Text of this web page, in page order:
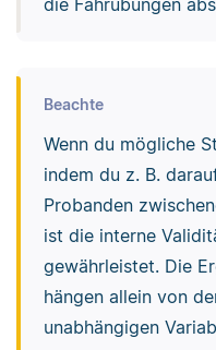
die Fahrübungen
Beachte
Wenn du mögliche
indem du z. B.
Probanden
ist die interne
gewährleistet. Die
hängen allein von
unabhängigen